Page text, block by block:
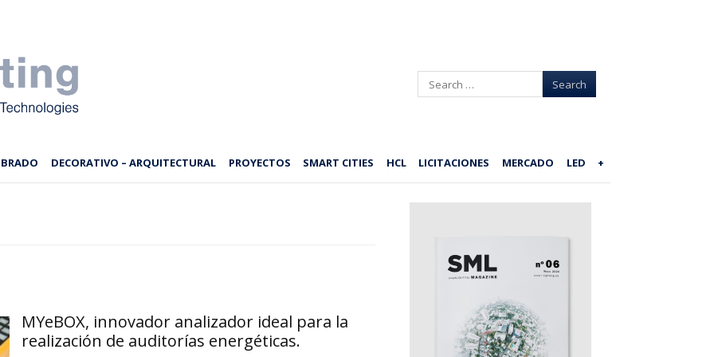
Search
DECORATIVO – ARQUITECTURAL PROYECTOS SMART CITIES HCL LICITACIONES MERCADO LED +
MYeBOX, innovador analizador ideal para la
realización de auditorías energéticas.